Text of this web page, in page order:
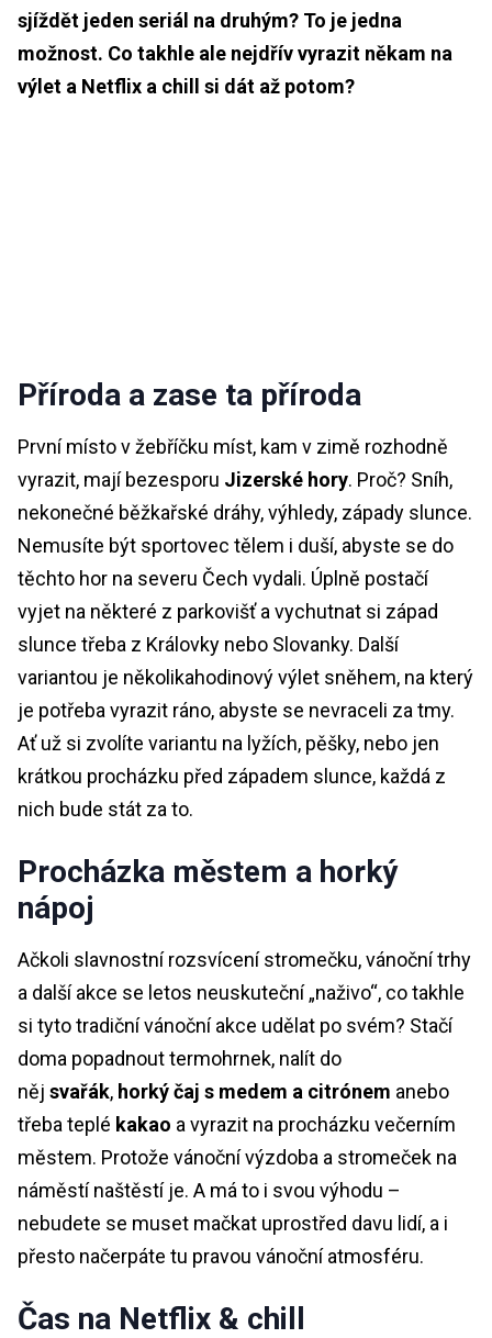
sjíždět jeden seriál na druhým? To je jedna
možnost. Co takhle ale nejdřív vyrazit někam na
výlet a Netflix a chill si dát až potom?
Příroda a zase ta příroda
První místo v žebříčku míst, kam v zimě rozhodně
vyrazit, mají bezesporu Jizerské hory. Proč? Sníh,
nekonečné běžkařské dráhy, výhledy, západy slunce.
Nemusíte být sportovec tělem i duší, abyste se do
těchto hor na severu Čech vydali. Úplně postačí
vyjet na některé z parkovišť a vychutnat si západ
slunce třeba z Královky nebo Slovanky. Další
variantou je několikahodinový výlet sněhem, na který
je potřeba vyrazit ráno, abyste se nevraceli za tmy.
Ať už si zvolíte variantu na lyžích, pěšky, nebo jen
krátkou procházku před západem slunce, každá z
nich bude stát za to.
Procházka městem a horký
nápoj
Ačkoli slavnostní rozsvícení stromečku, vánoční trhy
a další akce se letos neuskuteční „naživo“, co takhle
si tyto tradiční vánoční akce udělat po svém? Stačí
doma popadnout termohrnek, nalít do
něj svařák, horký čaj s medem a citrónem anebo
třeba teplé kakao a vyrazit na procházku večerním
městem. Protože vánoční výzdoba a stromeček na
náměstí naštěstí je. A má to i svou výhodu –
nebudete se muset mačkat uprostřed davu lidí, a i
přesto načerpáte tu pravou vánoční atmosféru.
Čas na Netflix & chill